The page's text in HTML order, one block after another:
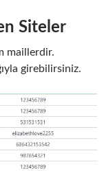
Siteler
maillerdir.
girebilirsiniz.